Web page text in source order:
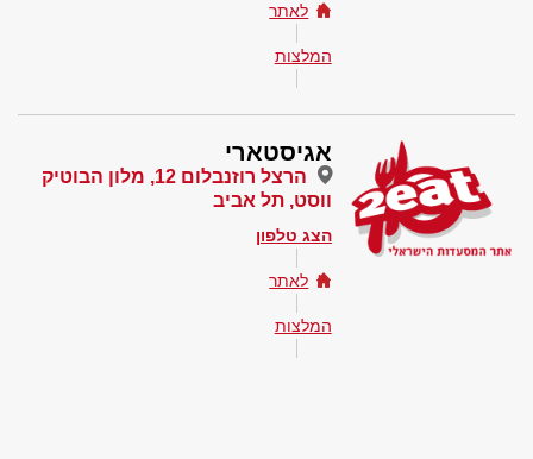
לאתר
המלצות
אגיסטארי
הרצל רוזנבלום 12, מלון הבוטיק
ווסט, תל אביב
הצג טלפון
לאתר
המלצות